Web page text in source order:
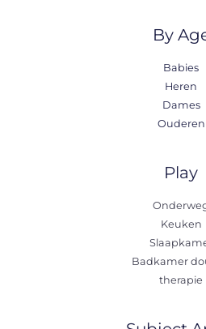
By
Babies
Heren
Dames
Ouderen
Play
Keuken
Badkamer
therapie